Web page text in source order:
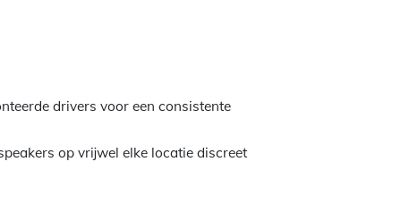
drivers voor een consistente
op vrijwel elke locatie discreet